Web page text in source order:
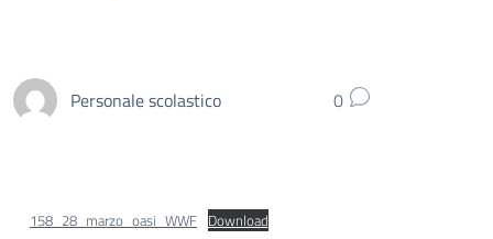
Personale scolastico 0
158_28_marzo_oasi_WWF Download